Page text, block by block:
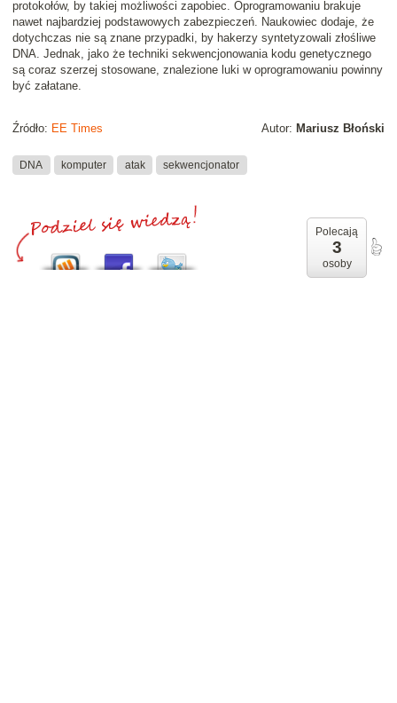
protokołów, by takiej możliwości zapobiec. Oprogramowaniu brakuje
nawet najbardziej podstawowych zabezpieczeń. Naukowiec dodaje, że
dotychczas nie są znane przypadki, by hakerzy syntetyzowali złośliwe
DNA. Jednak, jako że techniki sekwencjonowania kodu genetycznego
są coraz szerzej stosowane, znalezione luki w oprogramowaniu powinny
być załatane.
Autor: Mariusz Błoński
Źródło: EE Times
DNA komputer atak sekwencjonator
Polecają
3
osoby